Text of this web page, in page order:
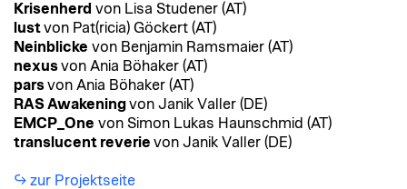
Krisenherd von Lisa Studener (AT)
lustvon Pat(ricia) Göckert (AT)
Neinblicke von Benjamin Ramsmaier (AT)
nexusvon Ania Böhaker (AT)
parsvon Ania Böhaker (AT)
RAS Awakeningvon Janik Valler (DE)
EMCP_One von Simon Lukas Haunschmid (AT)
translucent reverie von Janik Valler (DE)
zur Projektseite